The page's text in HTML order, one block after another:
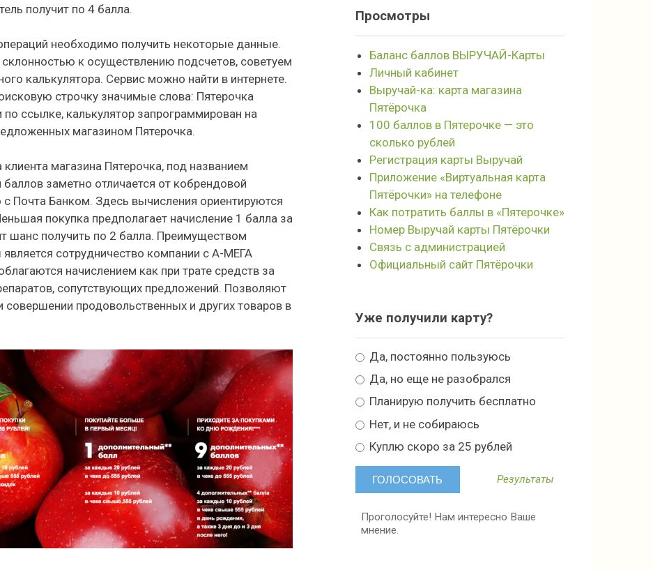
получит по 4 балла.
необходимо получить некоторые данные.
к осуществлению подсчетов, советуем
калькулятора. Сервис можно найти в интернете.
строчку значимые слова: Пятерочка
ссылке, калькулятор запрограммирован на
магазином Пятерочка.
магазина Пятерочка, под названием
заметно отличается от кобрендовой
Почта Банком. Здесь вычисления ориентируются
покупка предполагает начисление 1 балла за
шанс получить по 2 балла. Преимуществом
сотрудничество компании с А-МЕГА
начислением как при трате средств за
сопутствующих предложений. Позволяют
совершении продовольственных и других товаров в
Просмотры
Баланс баллов ВЫРУЧАЙ-Карты
Личный кабинет
Выручай-ка: карта магазина
Пятёрочка
100 баллов в Пятерочке — это
сколько рублей
Регистрация карты Выручай
Приложение «Виртуальная карта
Пятёрочки» на телефоне
Как потратить баллы в «Пятерочке»
Номер Выручай карты Пятёрочки
Связь с администрацией
Официальный сайт Пятёрочки
Уже получили карту?
Да, постоянно пользуюсь
Да, но еще не разобрался
Планирую получить бесплатно
Нет, и не собираюсь
Куплю скоро за 25 рублей
Результаты
Проголосуйте! Нам интересно Ваше
мнение.